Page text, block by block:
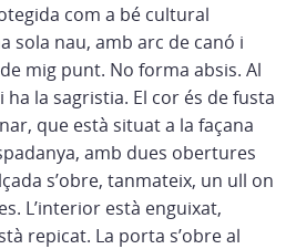
com a bé cultural
sola nau, amb arc de canó i
mig punt. No forma absis. Al
la sagristia. El cor és de fusta
que està situat a la façana
amb dues obertures
s’obre, tanmateix, un ull on
L’interior està enguixat,
repicat. La porta s’obre al